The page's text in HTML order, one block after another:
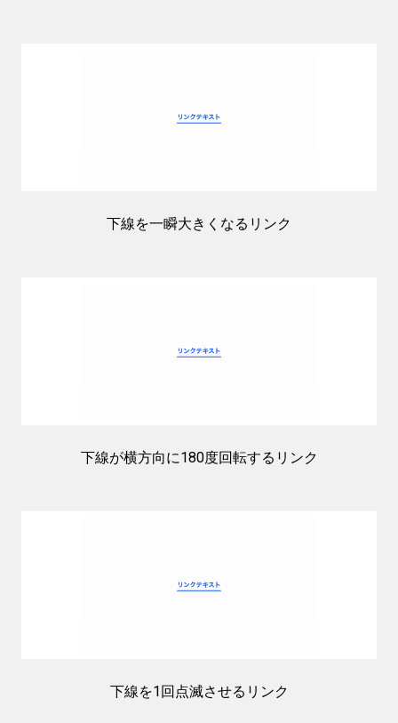
下線を一瞬大きくなるリンク
下線が横方向に180度回転するリンク
下線を1回点滅させるリンク